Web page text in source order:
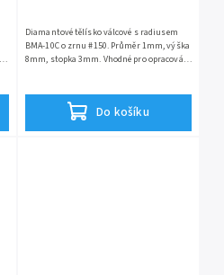
Do košíku
Diamantové tělísko válcové s radiusem
BMA-10C o zrnu #150. Průměr 1mm, výška
8mm, stopka 3mm. Vhodné pro opracování